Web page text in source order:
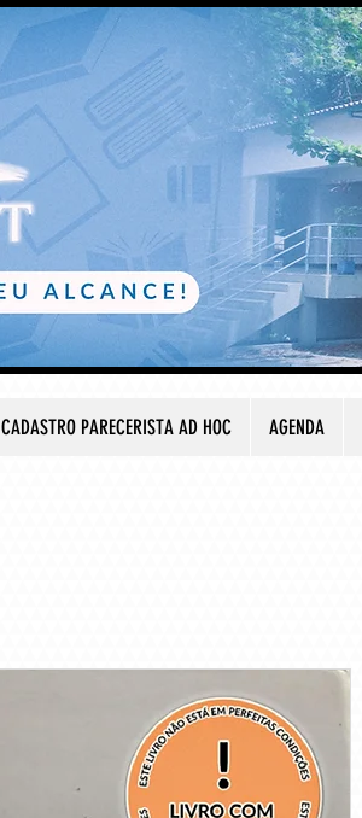
CADASTRO PARECERISTA AD HOC AGENDA